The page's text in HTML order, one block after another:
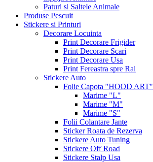
Paturi si Saltele Animale
Produse Pescuit
Stickere si Printuri
Decorare Locuinta
Print Decorare Frigider
Print Decorare Scari
Print Decorare Usa
Print Fereastra spre Rai
Stickere Auto
Folie Capota "HOOD ART"
Marime "L"
Marime "M"
Marime "S"
Folii Colantare Jante
Sticker Roata de Rezerva
Stickere Auto Tuning
Stickere Off Road
Stickere Stalp Usa